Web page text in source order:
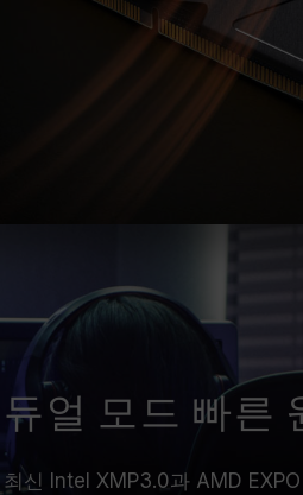
듀얼 모드 빠른
최신 Intel XMP3.0과 AMD